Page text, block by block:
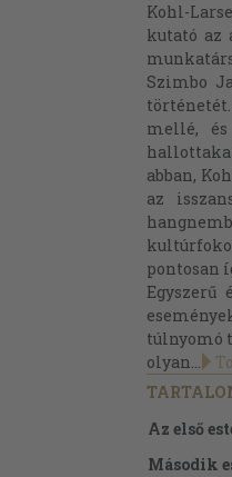
Kohl-
kutató az
Szimbo
mellé,
abban,
az
pontosan
túlnyomó
olyan...
Az első
Második